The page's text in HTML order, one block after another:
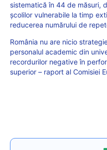
sistematică în 44 de măsuri,
școlilor vulnerabile la timp
reducerea numărului de
România nu are nicio
personalul academic din
recordurilor negative în
superior – raport al Comisiei